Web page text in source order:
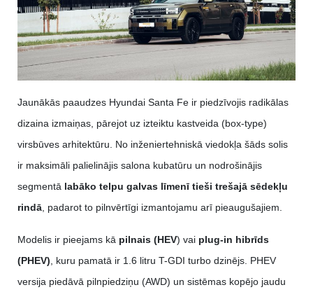
Jaunākās paaudzes Hyundai Santa Fe ir piedzīvojis radikālas
dizaina izmaiņas, pārejot uz izteiktu kastveida (box-type)
virsbūves arhitektūru. No inženiertehniskā viedokļa šāds solis
ir maksimāli palielinājis salona kubatūru un nodrošinājis
segmentā labāko telpu galvas līmenī tieši trešajā sēdekļu
rindā , padarot to pilnvērtīgi izmantojamu arī pieaugušajiem.
Modelis ir pieejams kā pilnais (HEV) vai plug-in hibrīds
(PHEV) , kuru pamatā ir 1.6 litru T-GDI turbo dzinējs. PHEV
versija piedāvā pilnpiedziņu (AWD) un sistēmas kopējo jaudu